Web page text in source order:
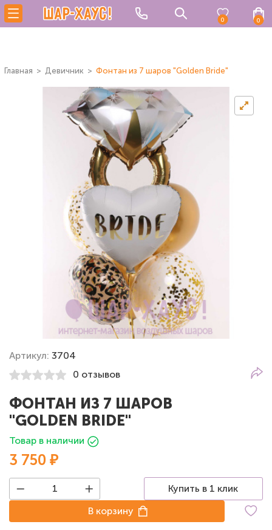
0 0
Главная Девичник Фонтан из 7 шаров "Golden Bride"
Артикул: 3704
0 отзывов
ФОНТАН ИЗ 7 ШАРОВ
"GOLDEN BRIDE"
Товар в наличии
3 750 ₽
Купить в 1 клик
В корзину